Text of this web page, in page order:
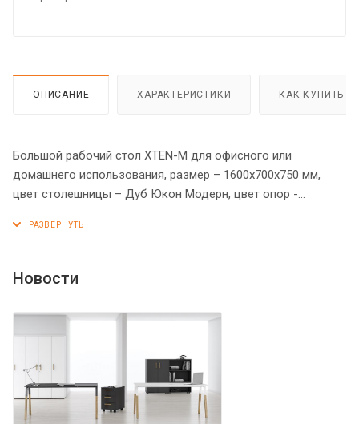
ОПИСАНИЕ ХАРАКТЕРИСТИКИ КАК КУПИТЬ
Большой рабочий стол XTEN-M для офисного или
домашнего использования, размер – 1600х700х750 мм,
цвет столешницы – Дуб Юкон Модерн, цвет опор -
металлическими опорами, которые расположены по краям
установлены два кабель-канала с декоративными
устойчивость на неровном полу.
Новости